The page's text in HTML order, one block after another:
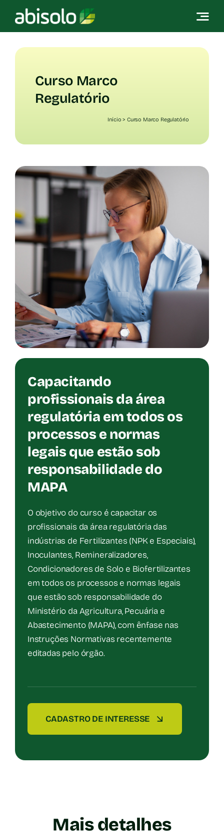
content
Curso Marco
Regulatório
Início > Curso Marco Regulatório
Capacitando
profissionais da área
regulatória em todos os
processos e normas
legais que estão sob
responsabilidade do
MAPA
O objetivo do curso é capacitar os
profissionais da área regulatória das
indústrias de Fertilizantes (NPK e Especiais),
Inoculantes, Remineralizadores,
Condicionadores de Solo e Biofertilizantes
em todos os processos e normas legais
que estão sob responsabilidade do
Ministério da Agricultura, Pecuária e
Abastecimento (MAPA), com ênfase nas
Instruções Normativas recentemente
editadas pelo órgão.
CADASTRO DE INTERESSE
Mais detalhes